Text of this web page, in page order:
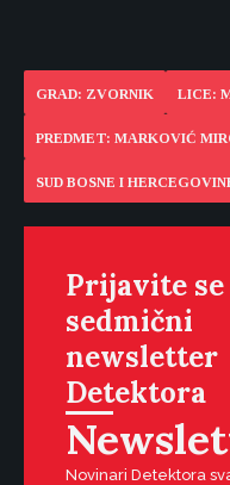
GRAD: ZVORNIK LICE:
PREDMET: MARKOVIĆ
SUD BOSNE I
Prijavite se
sedmični
newsletter
Detektora
Novinari Detektora